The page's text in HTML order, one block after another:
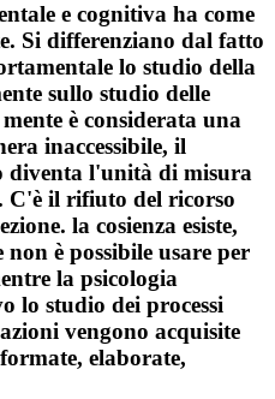
e cognitiva ha come
Si differenziano dal fatto
lo studio della
sullo studio delle
è considerata una
inaccessibile, il
diventa l'unità di misura
C'è il rifiuto del ricorso
la cosienza esiste,
è possibile usare per
la psicologia
lo studio dei processi
vengono acquisite
elaborate,